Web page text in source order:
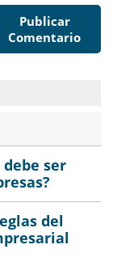
Publicar
Comentario
debe ser
del